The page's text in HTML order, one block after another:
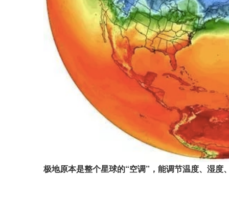
极地原本是整个星球的“空调”，能调节温度、湿度